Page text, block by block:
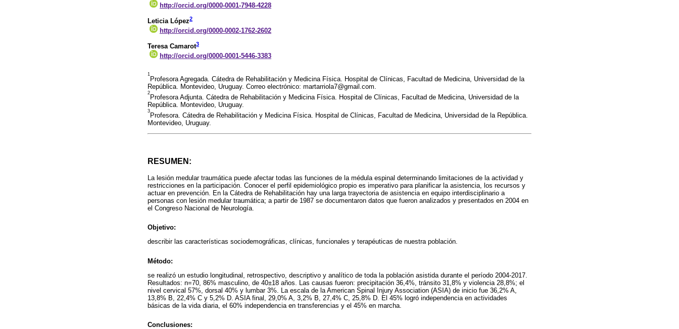
http://orcid.org/0000-0001-7948-4228
Leticia López2
http://orcid.org/0000-0002-1762-2602
Teresa Camarot3
http://orcid.org/0000-0001-5446-3383
1
Profesora Agregada. Cátedra de Rehabilitación y Medicina Física. Hospital de Clínicas, Facultad de Medicina, Universidad de la
República. Montevideo, Uruguay. Correo electrónico: martarriola7@gmail.com.
2
Profesora Adjunta. Cátedra de Rehabilitación y Medicina Física. Hospital de Clínicas, Facultad de Medicina, Universidad de la
República. Montevideo, Uruguay.
3
Profesora. Cátedra de Rehabilitación y Medicina Física. Hospital de Clínicas, Facultad de Medicina, Universidad de la República.
Montevideo, Uruguay.
RESUMEN:
La lesión medular traumática puede afectar todas las funciones de la médula espinal determinando limitaciones de la actividad y
restricciones en la participación. Conocer el perfil epidemiológico propio es imperativo para planificar la asistencia, los recursos y
actuar en prevención. En la Cátedra de Rehabilitación hay una larga trayectoria de asistencia en equipo interdisciplinario a
personas con lesión medular traumática; a partir de 1987 se documentaron datos que fueron analizados y presentados en 2004 en
el Congreso Nacional de Neurología.
Objetivo:
describir las características sociodemográficas, clínicas, funcionales y terapéuticas de nuestra población.
Método:
se realizó un estudio longitudinal, retrospectivo, descriptivo y analítico de toda la población asistida durante el período 2004-2017.
Resultados: n=70, 86% masculino, de 40±18 años. Las causas fueron: precipitación 36,4%, tránsito 31,8% y violencia 28,8%; el
nivel cervical 57%, dorsal 40% y lumbar 3%. La escala de la American Spinal Injury Association (ASIA) de inicio fue 36,2% A,
13,8% B, 22,4% C y 5,2% D. ASIA final, 29,0% A, 3,2% B, 27,4% C, 25,8% D. El 45% logró independencia en actividades
básicas de la vida diaria, el 60% independencia en transferencias y el 45% en marcha.
Conclusiones: